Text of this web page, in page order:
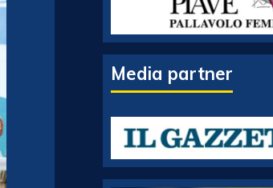
Media partner